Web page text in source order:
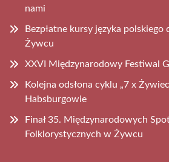
nami
Bezpłatne kursy języka
Żywcu
XXVI Międzynarodowy Festiwal
Kolejna odsłona cyklu „7 x
Habsburgowie
Finał 35. Międzynarodowych
Folklorystycznych w Żywcu